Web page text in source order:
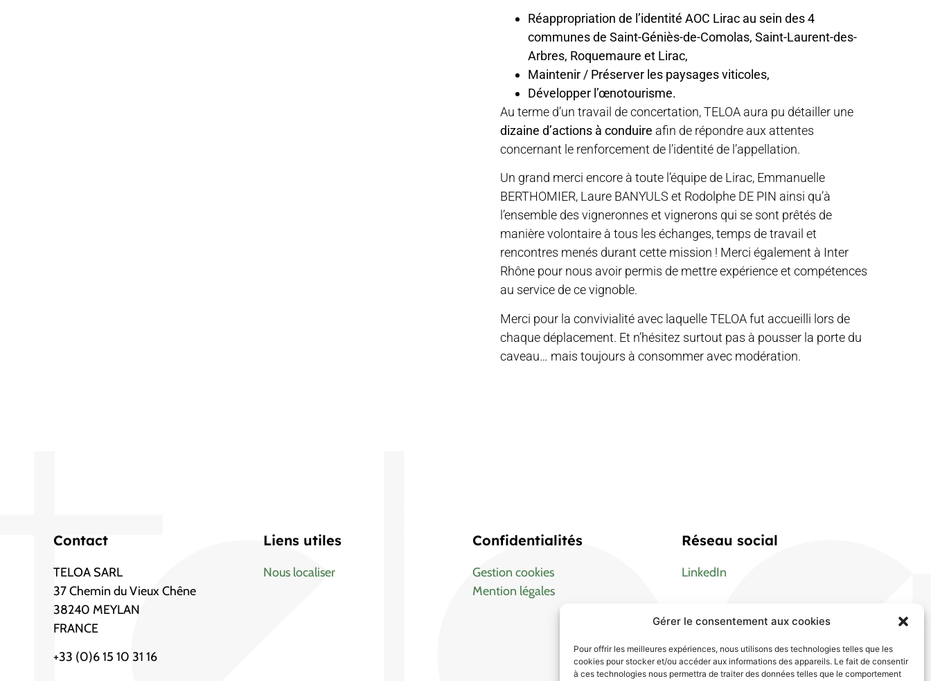
Gérer le consentement aux cookies
Pour offrir les meilleures expériences, nous utilisons des technologies telles que les
cookies pour stocker et/ou accéder aux informations des appareils. Le fait de consentir
à ces technologies nous permettra de traiter des données telles que le comportement
Réappropriation de l’identité AOC Lirac au sein des 4
communes de Saint-Géniès-de-Comolas, Saint-Laurent-des-
Arbres, Roquemaure et Lirac,
Maintenir / Préserver les paysages viticoles,
Développer l’œnotourisme.
Au terme d’un travail de concertation, TELOA aura pu détailler une
dizaine d’actions à conduire afin de répondre aux attentes
concernant le renforcement de l’identité de l’appellation.
Un grand merci encore à toute l’équipe de Lirac, Emmanuelle
BERTHOMIER, Laure BANYULS et Rodolphe DE PIN ainsi qu’à
l’ensemble des vigneronnes et vignerons qui se sont prêtés de
manière volontaire à tous les échanges, temps de travail et
rencontres menés durant cette mission ! Merci également à Inter
Rhône pour nous avoir permis de mettre expérience et compétences
au service de ce vignoble.
Merci pour la convivialité avec laquelle TELOA fut accueilli lors de
chaque déplacement. Et n’hésitez surtout pas à pousser la porte du
caveau… mais toujours à consommer avec modération.
Contact
TELOA SARL
37 Chemin du Vieux Chêne
38240 MEYLAN
FRANCE
+33 (0)6 15 10 31 16
Liens utiles
Nous localiser
Confidentialités
Gestion cookies
Mention légales
Réseau social
LinkedIn